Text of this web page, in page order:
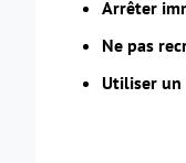
Arrêter
Ne pas
Utiliser un